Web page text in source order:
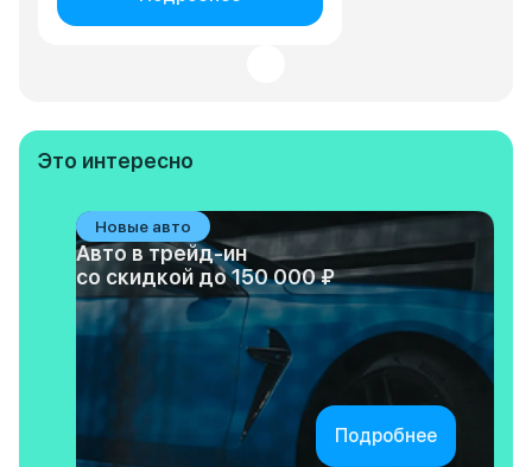
Это интересно
Новые авто
Авто в трейд-ин
со скидкой до 150 000 ₽
Подробнее